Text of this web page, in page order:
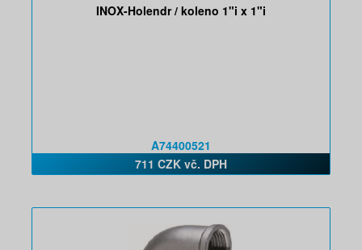
INOX-Holendr / koleno 1"i x 1"i
A74400521
711 CZK vč. DPH